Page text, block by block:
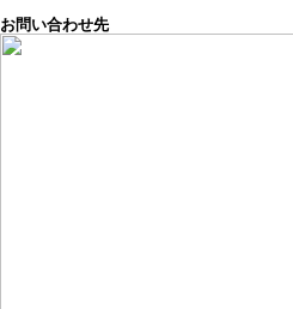
お問い合わせ先